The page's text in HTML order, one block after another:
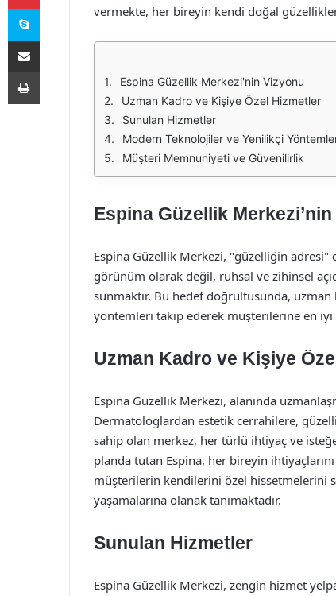
vermekte, her bireyin kendi doğal
Espina Güzellik Merkezi'nin Vizyonu
Uzman Kadro ve Kişiye Özel Hizmetler
Sunulan Hizmetler
Modern Teknolojiler ve Yenilikçi
Müşteri Memnuniyeti ve Güvenilirlik
Espina Güzellik
Espina Güzellik Merkezi, "güzelliğin adresi"
görünüm olarak değil, ruhsal ve zihinsel
sunmaktır. Bu hedef doğrultusunda,
yöntemleri takip ederek müşterilerine en
Uzman Kadro ve Kişiye
Espina Güzellik Merkezi, alanında
Dermatologlardan estetik cerrahilere,
sahip olan merkez, her türlü ihtiyaç ve
planda tutan Espina, her bireyin
müşterilerin kendilerini özel hissetmelerini
yaşamalarına olanak tanımaktadır.
Sunulan Hizmetler
Espina Güzellik Merkezi, zengin hizmet
Skype
E-Posta ile paylaş